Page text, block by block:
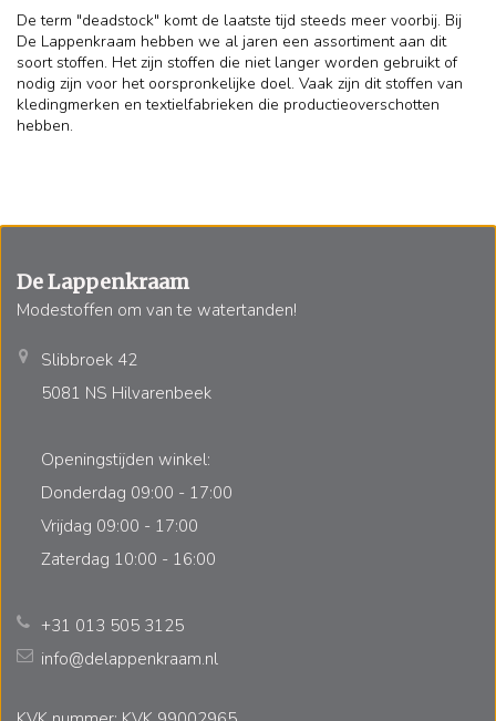
De term "deadstock" komt de laatste tijd steeds meer voorbij. Bij
De Lappenkraam hebben we al jaren een assortiment aan dit
soort stoffen. Het zijn stoffen die niet langer worden gebruikt of
nodig zijn voor het oorspronkelijke doel. Vaak zijn dit stoffen van
kledingmerken en textielfabrieken die productieoverschotten
hebben.
De Lappenkraam
Modestoffen om van te watertanden!
Slibbroek 42
5081 NS Hilvarenbeek
Openingstijden winkel:
Donderdag 09:00 - 17:00
Vrijdag 09:00 - 17:00
Zaterdag 10:00 - 16:00
+31 013 505 3125
info@delappenkraam.nl